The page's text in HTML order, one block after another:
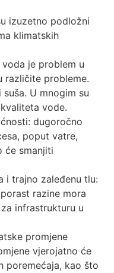
izuzetno podložni
klimatskih
je problem u
različite probleme.
U mnogim su
vode.
dugoročno
poput vatre,
će smanjiti
i trajno zaleđenu tlu:
razine mora
infrastrukturu u
promjene
vjerojatno će
poremećaja, kao što